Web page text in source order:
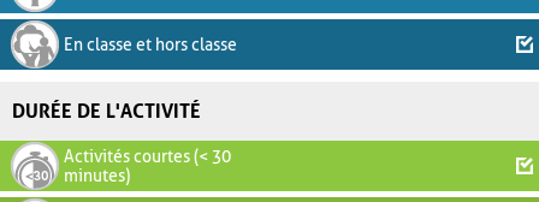
En classe et hors classe
DURÉE DE L'ACTIVITÉ
Activités courtes (< 30
minutes)